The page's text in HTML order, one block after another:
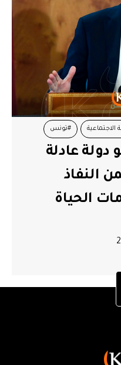
الاجتماعية #تونس
عادلة
النفاذ
الحياة